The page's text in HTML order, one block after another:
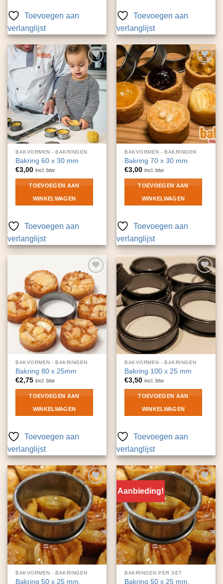
Toevoegen aan
verlanglijst
Toevoegen aan
verlanglijst
Toevoegen
aan
verlanglijst
BAKVORMEN - BAKRINGEN
Bakring 60 x 30 mm
€3,00 incl. btw
TOEVOEGEN AAN
WINKELWAGEN
Toevoegen aan
verlanglijst
Toevoegen
aan
verlanglijst
BAKVORMEN - BAKRINGEN
Bakring 70 x 30 mm
€3,00 incl. btw
TOEVOEGEN AAN
WINKELWAGEN
Toevoegen aan
verlanglijst
Toevoegen
aan
verlanglijst
BAKVORMEN - BAKRINGEN
Bakring 80 x 25mm
€2,75 incl. btw
TOEVOEGEN AAN
WINKELWAGEN
Toevoegen aan
verlanglijst
Toevoegen
aan
verlanglijst
BAKVORMEN - BAKRINGEN
Bakring 100 x 25 mm
€3,50 incl. btw
TOEVOEGEN AAN
WINKELWAGEN
Toevoegen aan
verlanglijst
Toevoegen
aan
verlanglijst
BAKVORMEN - BAKRINGEN
Bakring 50 x 25 mm,
Aanbieding!
Toevoegen
aan
verlanglijst
BAKRINGEN PER SET
Bakring 50 x 25 mm,